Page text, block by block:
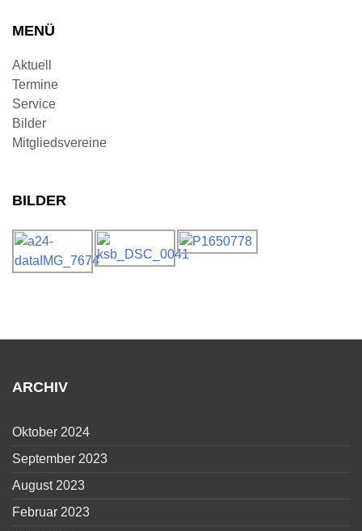
MENÜ
Aktuell
Termine
Service
Bilder
Mitgliedsvereine
BILDER
ARCHIV
Oktober 2024
September 2023
August 2023
Februar 2023